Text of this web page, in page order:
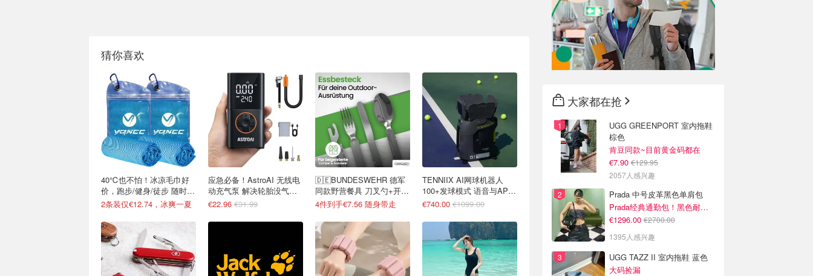
猜你喜欢
40℃也不怕！冰凉毛巾好
价，跑步/健身/徒步 随时降
温
2条装仅€12.74，冰爽一夏
应急必备！AstroAI 无线电
动充气泵 解决轮胎没气烦
恼
€22.96 €31.99
🇩🇪BUNDESWEHR 德军
同款野营餐具 刀叉勺+开罐
器4合1
4件到手€7.56 随身带走
TENNIIX AI网球机器人
100+发球模式 语音与APP
控制
€740.00 €1099.00
大家都在抢
UGG GREENPORT 室内拖鞋
棕色
肯豆同款~目前黄金码都在
€7.90 €129.95
2057人感兴趣
Prada 中号皮革黑色单肩包
Prada经典通勤包！黑色耐看又百搭
€1296.00 €2700.00
1395人感兴趣
UGG TAZZ II 室内拖鞋 蓝色
大码捡漏